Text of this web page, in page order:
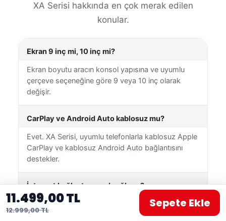
11.499,00 TL
12.999,00 TL
Sepete Ekle
XA Serisi hakkında en çok merak edilen
konular.
Ekran 9 inç mi, 10 inç mi?
Ekran boyutu aracın konsol yapısına ve uyumlu
çerçeve seçeneğine göre 9 veya 10 inç olarak
değişir.
CarPlay ve Android Auto kablosuz mu?
Evet. XA Serisi, uyumlu telefonlarla kablosuz Apple
CarPlay ve kablosuz Android Auto bağlantısını
destekler.
İnternet bağlantısı nasıl sağlanır?
Cihaz Wi-Fi üzerinden uygun bir kablosuz ağa
veya telefonunuzun mobil erişim noktasına